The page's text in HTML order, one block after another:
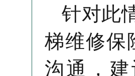
针对此
梯维修保
沟通，